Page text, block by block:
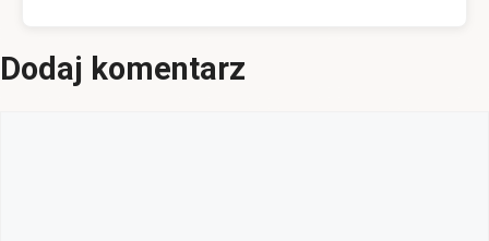
Dodaj komentarz